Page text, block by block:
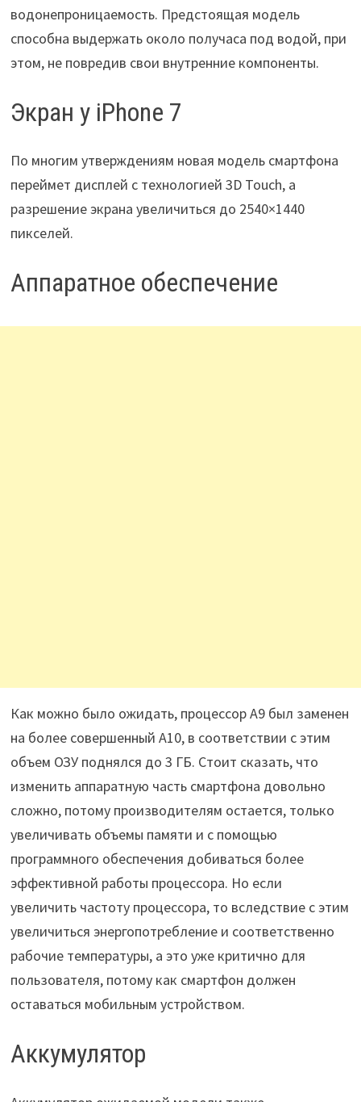
водонепроницаемость. Предстоящая модель
способна выдержать около получаса под водой, при
этом, не повредив свои внутренние компоненты.
Экран у iPhone 7
По многим утверждениям новая модель смартфона
переймет дисплей с технологией 3D Touch, а
разрешение экрана увеличиться до 2540×1440
пикселей.
Аппаратное обеспечение
Как можно было ожидать, процессор А9 был заменен
на более совершенный А10, в соответствии с этим
объем ОЗУ поднялся до 3 ГБ. Стоит сказать, что
изменить аппаратную часть смартфона довольно
сложно, потому производителям остается, только
увеличивать объемы памяти и с помощью
программного обеспечения добиваться более
эффективной работы процессора. Но если
увеличить частоту процессора, то вследствие с этим
увеличиться энергопотребление и соответственно
рабочие температуры, а это уже критично для
пользователя, потому как смартфон должен
оставаться мобильным устройством.
Аккумулятор